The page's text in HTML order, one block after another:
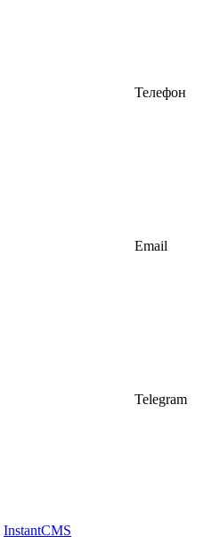
Телефон
Email
Telegram
InstantCMS